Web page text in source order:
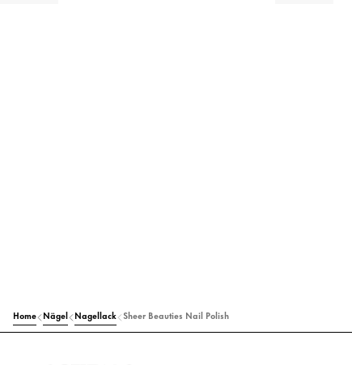
Home Nägel Nagellack Sheer Beauties Nail Polish